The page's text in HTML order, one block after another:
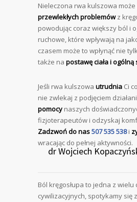
Nieleczona rwa kulszowa
przewlekłych problemówz
powodując coraz większy ból i
ruchowe, które wpływają na
czasem może to wpłynąć nie
także na postawę ciała i
Jeśli rwa kulszowa utrudnia Ci
nie zwlekaj z podjęciem
pomocy naszych
fizjoterapeutów i odzyskaj
Zadzwoń do nas507 535 538i
wracając do pełnej aktywności.
dr Wojciech
Ból kręgosłupa to jedna z wielu
cywilizacyjnych, spotykamy się